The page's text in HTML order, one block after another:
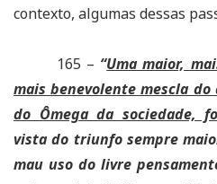
contexto, algumas dessas
165 – “Uma maior,
mais benevolente mescla
do Ômega da sociedade,
vista do triunfo sempre
mau uso do livre